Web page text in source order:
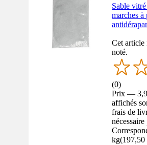
Sable
marches à
Cet article
noté.
(0)
Prix —
affichés
frais de
kg(197,50